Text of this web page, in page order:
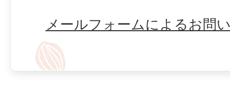
メールフォームによるお問